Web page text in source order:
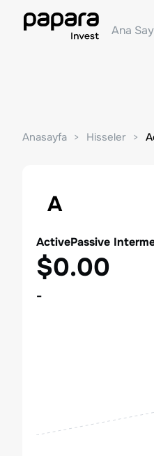
Ana
Anasayfa Hisseler
A
ActivePassive
$0.00
-